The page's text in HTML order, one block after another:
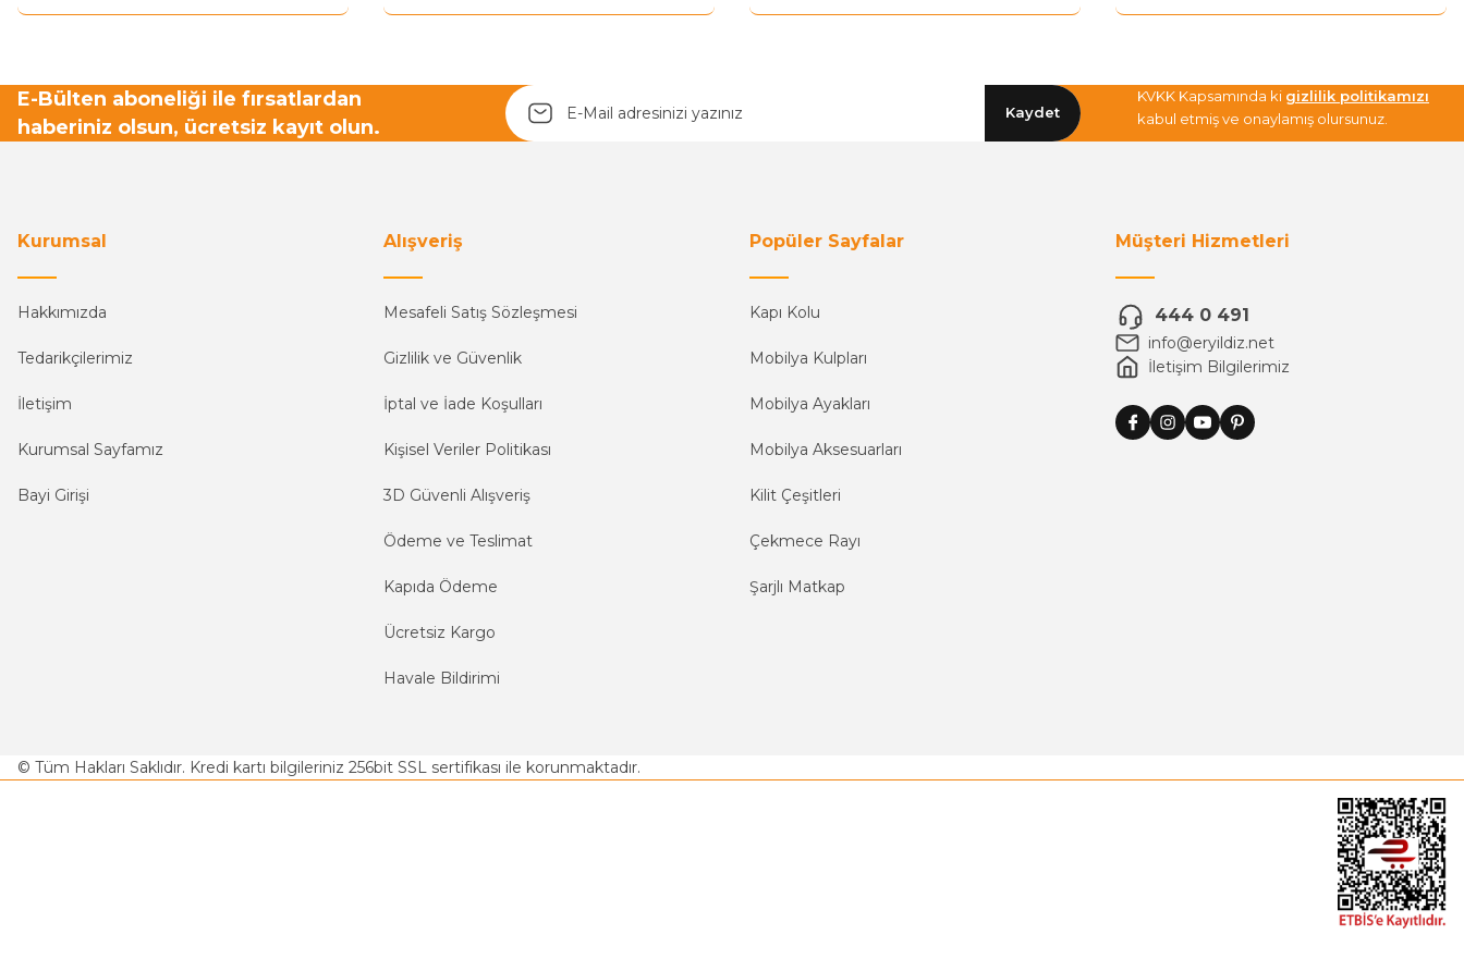
E-Bülten aboneliği ile fırsatlardan
haberiniz olsun, ücretsiz kayıt olun.
Kaydet
KVKK Kapsamında ki gizlilik politikamızı
kabul etmiş ve onaylamış olursunuz.
Kurumsal
Hakkımızda
Tedarikçilerimiz
İletişim
Kurumsal Sayfamız
Bayi Girişi
Alışveriş
Mesafeli Satış Sözleşmesi
Gizlilik ve Güvenlik
İptal ve İade Koşulları
Kişisel Veriler Politikası
3D Güvenli Alışveriş
Ödeme ve Teslimat
Kapıda Ödeme
Ücretsiz Kargo
Havale Bildirimi
Popüler Sayfalar
Kapı Kolu
Mobilya Kulpları
Mobilya Ayakları
Mobilya Aksesuarları
Kilit Çeşitleri
Çekmece Rayı
Şarjlı Matkap
Müşteri Hizmetleri
444 0 491
info@eryildiz.net
İletişim Bilgilerimiz
© Tüm Hakları Saklıdır. Kredi kartı bilgileriniz 256bit SSL sertifikası ile korunmaktadır.